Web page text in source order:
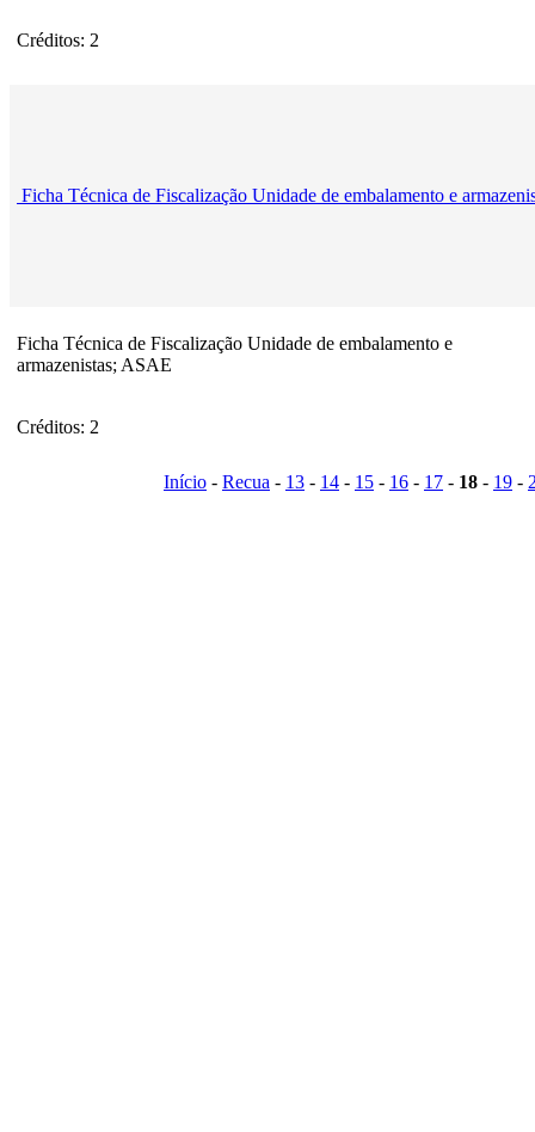
Créditos: 2
Ficha Técnica de Fiscalização Unidade de embalamento e
Ficha Técnica de Fiscalização Unidade de embalamento e
armazenistas; ASAE
Créditos: 2
Início - Recua - 13 - 14 - 15 - 16 - 17 - 18 - 19 -